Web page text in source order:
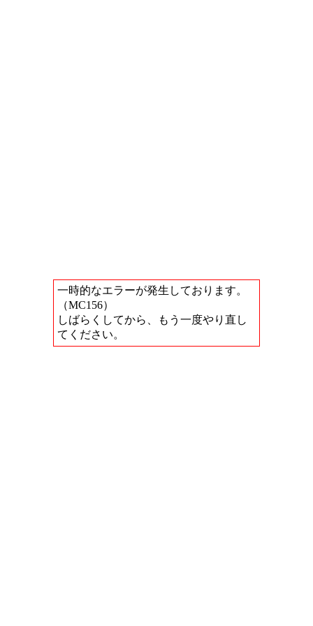
一時的なエラーが発生しております。
（MC156）
しばらくしてから、もう一度やり直し
てください。